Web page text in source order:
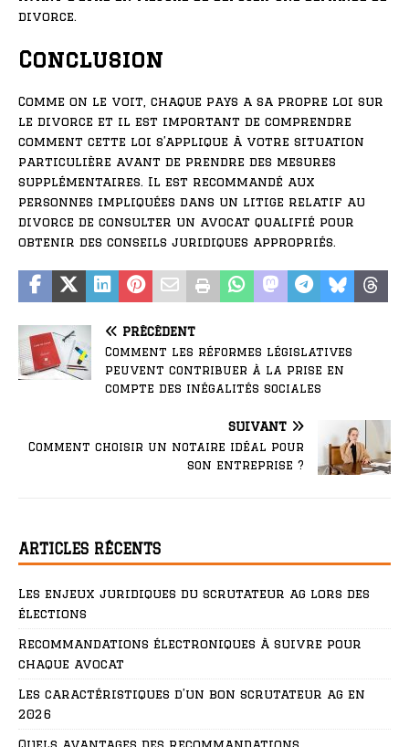
divorce.
Conclusion
Comme on le voit, chaque pays a sa propre loi sur
le divorce et il est important de comprendre
comment cette loi s’applique à votre situation
particulière avant de prendre des mesures
supplémentaires. Il est recommandé aux
personnes impliquées dans un litige relatif au
divorce de consulter un avocat qualifié pour
obtenir des conseils juridiques appropriés.
PRÉCÉDENT
Comment les réformes législatives
peuvent contribuer à la prise en
compte des inégalités sociales
SUIVANT
Comment choisir un notaire idéal pour
son entreprise ?
ARTICLES RÉCENTS
Les enjeux juridiques du scrutateur ag lors des
élections
Recommandations électroniques à suivre pour
chaque avocat
Les caractéristiques d’un bon scrutateur ag en
2026
Quels avantages des recommandations